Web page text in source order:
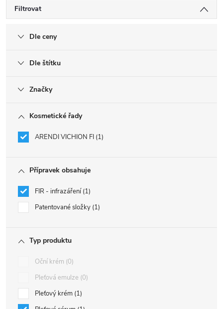
Filtrovat
Dle ceny
Dle štítku
Značky
Kosmetické řady
ARENDI VICHION FI 1
Přípravek obsahuje
FIR - infrazáření 1
Patentované složky 1
Typ produktu
Oční krém 0
Pleťová emulze 0
Pleťový krém 1